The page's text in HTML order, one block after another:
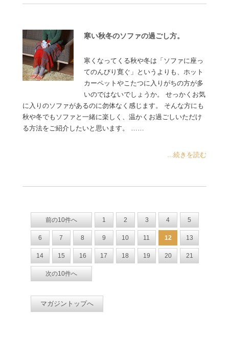
寒い秋冬のソファの過ごし方。
寒くなってくる秋や冬は「ソファに座っ
てのんびり寛ぐ」というよりも、ホット
カーペットやこたつに入りがちの方が多
いのではないでしょうか。 せっかくお気
に入りのソファがあるのに勿体なく感じます。 そんな方にも
秋や冬でもソファと一緒に楽しく、温かくお過ごしいただけ
る方法をご紹介したいと思います。 ……
...続きを読む
前の10件へ 1 2 3 4 5
6 7 8 9 10 11 12 13
14 15 16 17 18 19 20 21
次の10件へ
マガジントップへ